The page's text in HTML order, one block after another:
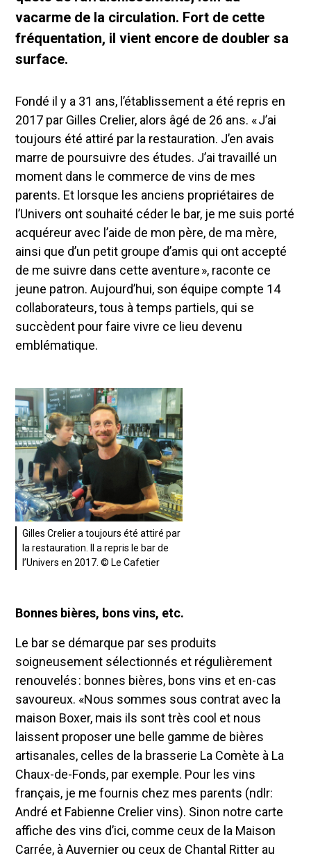
vacarme de la circulation. Fort de cette
fréquentation, il vient encore de doubler sa
surface.
Fondé il y a 31 ans, l’établissement a été repris en
2017 par Gilles Crelier, alors âgé de 26 ans. « J’ai
toujours été attiré par la restauration. J’en avais
marre de poursuivre des études. J’ai travaillé un
moment dans le commerce de vins de mes
parents. Et lorsque les anciens propriétaires de
l’Univers ont souhaité céder le bar, je me suis porté
acquéreur avec l’aide de mon père, de ma mère,
ainsi que d’un petit groupe d’amis qui ont accepté
de me suivre dans cette aventure », raconte ce
jeune patron. Aujourd’hui, son équipe compte 14
collaborateurs, tous à temps partiels, qui se
succèdent pour faire vivre ce lieu devenu
emblématique.
Gilles Crelier a toujours été attiré par
la restauration. Il a repris le bar de
l’Univers en 2017. © Le Cafetier
Bonnes bières, bons vins, etc.
Le bar se démarque par ses produits
soigneusement sélectionnés et régulièrement
renouvelés : bonnes bières, bons vins et en-cas
savoureux. «Nous sommes sous contrat avec la
maison Boxer, mais ils sont très cool et nous
laissent proposer une belle gamme de bières
artisanales, celles de la brasserie La Comète à La
Chaux-de-Fonds, par exemple. Pour les vins
français, je me fournis chez mes parents (ndlr:
André et Fabienne Crelier vins). Sinon notre carte
affiche des vins d’ici, comme ceux de la Maison
Carrée, à Auvernier ou ceux de Chantal Ritter au